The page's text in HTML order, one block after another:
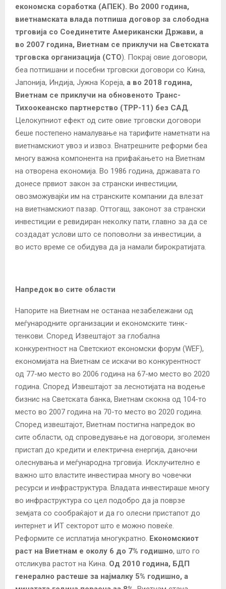
економска соработка (АПЕК). Во 2000 година,
виетнамската влада потпиша договор за слободна
трговија со Соединетите Американски Држави, а
во 2007 година, Виетнам се приклучи на Светската
трговска организација (СТО). Покрај овие договори,
беа потпишани и посебни трговски договори со Кина,
Јапонија, Индија, Јужна Кореја, а во 2018 година,
Виетнам се приклучи на обновеното Транс-
Тихоокеанско партнерство (TPP-11) без САД.
Целокупниот ефект од сите овие трговски договори
беше постепено намалување на тарифите наметнати на
виетнамскиот увоз и извоз. Внатрешните реформи беа
многу важна компонента на прифаќањето на Виетнам
на отворена економија. Во 1986 година, државата го
донесе првиот закон за странски инвестиции,
овозможувајќи им на странските компании да влезат
на виетнамскиот пазар. Оттогаш, законот за странски
инвестиции е ревидиран неколку пати, главно за да се
создадат услови што се поповолни за инвестиции, а
во исто време се обидува да ја намали бирократијата.
Напредок во сите области
Напорите на Виетнам не останаа незабележани од
меѓународните организации и економските тинк-
тенкови. Според Извештајот за глобална
конкурентност на Светскиот економски форум (WEF),
економијата на Виетнам се искачи во конкурентност
од 77-мо место во 2006 година на 67-мо место во 2020
година. Според Извештајот за леснотијата на водење
бизнис на Светската банка, Виетнам скокна од 104-то
место во 2007 година на 70-то место во 2020 година.
Според извештајот, Виетнам постигна напредок во
сите области, од спроведување на договори, зголемен
пристап до кредити и електрична енергија, даночни
олеснувања и меѓународна трговија. Исклучително е
важно што властите инвестираа многу во човечки
ресурси и инфраструктура. Владата инвестираше многу
во инфраструктура со цел подобро да ја поврзе
земјата со сообраќајот и да го олесни пристапот до
интернет и ИТ секторот што е можно повеќе.
Реформите се исплатија многукратно. Економскиот
раст на Виетнам е околу 6 до 7% годишно, што го
отсликува растот на Кина. Од 2010 година, БДП
генерално растеше за најмалку 5% годишно, а